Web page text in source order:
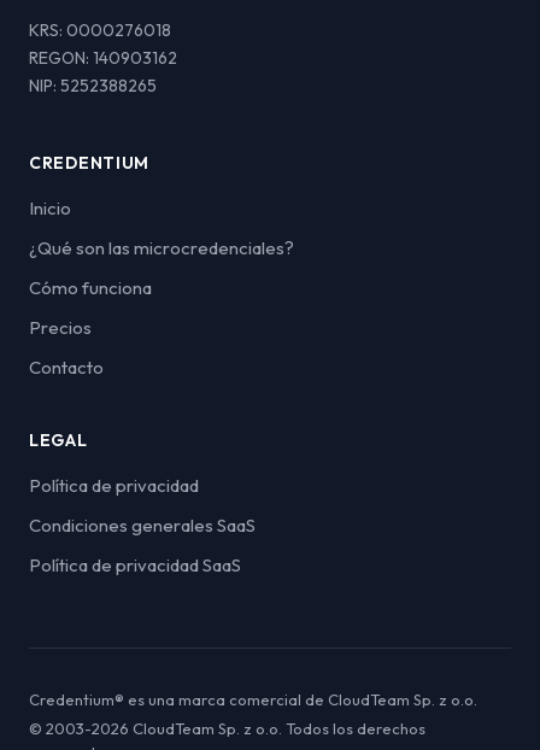
KRS: 0000276018
REGON: 140903162
NIP: 5252388265
CREDENTIUM
Inicio
¿Qué son las microcredenciales?
Cómo funciona
Precios
Contacto
LEGAL
Política de privacidad
Condiciones generales SaaS
Política de privacidad SaaS
Credentium® es una marca comercial de CloudTeam Sp. z o.o.
© 2003-2026 CloudTeam Sp. z o.o. Todos los derechos